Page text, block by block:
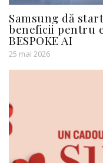
Samsung dă
beneficii pentru
BESPOKE AI
25 mai 2026